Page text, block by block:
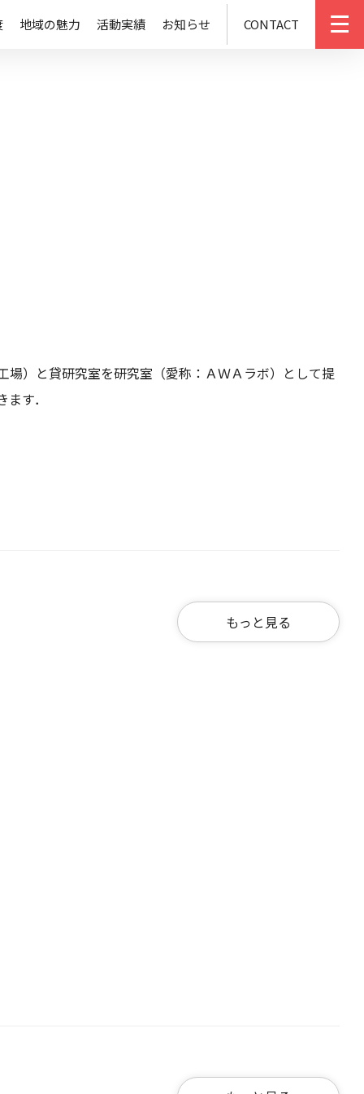
地域の魅力 活動実績 お知らせ CONTACT
）と貸研究室を研究室（愛称：ＡＷＡラボ）として提
す．
もっと見る